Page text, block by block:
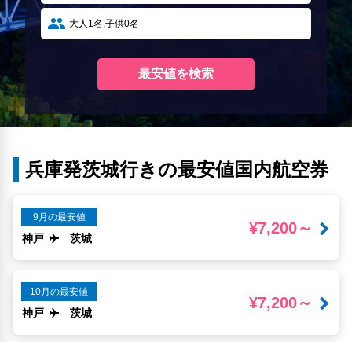
兵庫発茨城行きの最安値国内航空券
9月の最安値
神戸 茨城
¥7,200～
10月の最安値
神戸 茨城
¥7,200～